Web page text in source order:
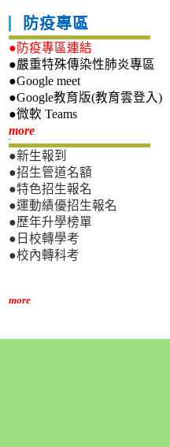
防疫專區
●防疫專區連結
●嚴重特殊傳染性肺炎專區
●Google meet
●Google教育版(教育雲登入)
●微軟 Teams
more新生專區
●新生報到
●招生管道名額
●特色招生報名
●運動績優招生報名
●歷年升學榜單
●日校轉學考
●校內轉科考
more